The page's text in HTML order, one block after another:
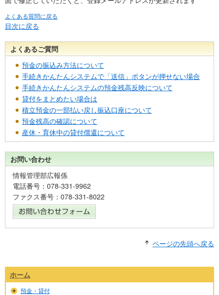
ホーム
預金・貸付
よくある質問に戻る
目次に戻る
よくあるご質問
預金の振込み方法について
手続きかんたんシステムで「送信」ボタンが押せない場合
手続きかんたんシステムの預金残高反映について
貸付をまとめたい場合は
積立預金の一部払い戻し振込口座について
預金残高の確認について
産休・育休中の貸付償還について
お問い合わせ
情報管理部広報係
電話番号：078-331-9962
ファクス番号：078-331-8022
ページの先頭へ戻る